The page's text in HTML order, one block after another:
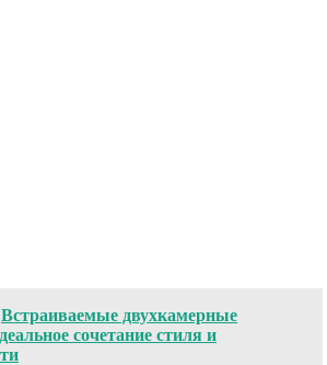
Встраиваемые двухкамерные
сочетание стиля и